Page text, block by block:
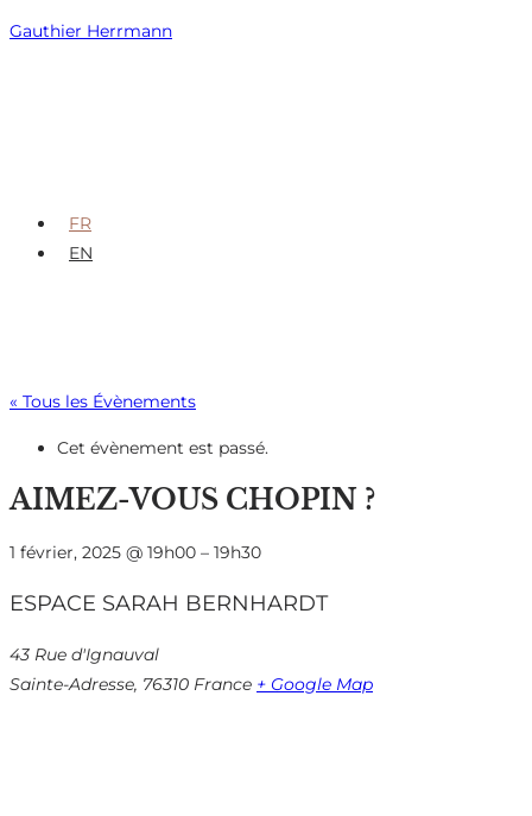
Skip
Gauthier Herrmann
FR
EN
« Tous les Évènements
Cet évènement est passé.
AIMEZ-VOUS CHOPIN ?
1 février, 2025 @ 19h00 – 19h30
ESPACE SARAH BERNHARDT
43 Rue d'Ignauval
Sainte-Adresse, 76310 France + Google Map